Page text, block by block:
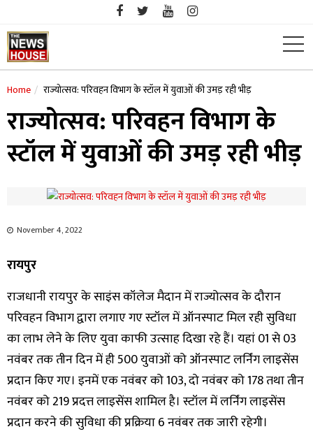
content
Home राज्योत्सव: परिवहन विभाग के स्टॉल में युवाओं की उमड़ रही भीड़
राज्योत्सव: परिवहन विभाग के
स्टॉल में युवाओं की उमड़ रही भीड़
November 4, 2022
रायपुर
राजधानी रायपुर के साइंस कॉलेज मैदान में राज्योत्सव के दौरान
परिवहन विभाग द्वारा लगाए गए स्टॉल में ऑनस्पाट मिल रही सुविधा
का लाभ लेने के लिए युवा काफी उत्साह दिखा रहे हैं। यहां 01 से 03
नवंबर तक तीन दिन में ही 500 युवाओं को ऑनस्पाट लर्निंग लाइसेंस
प्रदान किए गए। इनमें एक नवंबर को 103, दो नवंबर को 178 तथा तीन
नवंबर को 219 प्रदत्त लाइसेंस शामिल है। स्टॉल में लर्निंग लाइसेंस
प्रदान करने की सुविधा की प्रक्रिया 6 नवंबर तक जारी रहेगी।